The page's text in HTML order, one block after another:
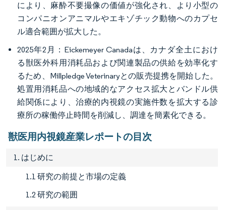
により、麻酔不要撮像の価値が強化され、より小型の
コンパニオンアニマルやエキゾチック動物へのカプセ
ル適合範囲が拡大した。
2025年2月：Eickemeyer Canadaは、カナダ全土におけ
る獣医外科用消耗品および関連製品の供給を効率化す
るため、Millpledge Veterinaryとの販売提携を開始した。
処置用消耗品への地域的なアクセス拡大とバンドル供
給関係により、治療的内視鏡の実施件数を拡大する診
療所の稼働停止時間を削減し、調達を簡素化できる。
獣医用内視鏡産業レポートの目次
1. はじめに
1.1 研究の前提と市場の定義
1.2 研究の範囲